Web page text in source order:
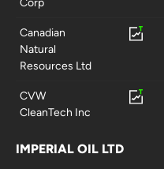
Corp
Canadian
Natural
Resources Ltd
CVW
CleanTech Inc
Teck
IMPERIAL OIL LTD